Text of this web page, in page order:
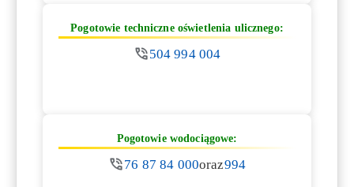
Pogotowie techniczne oświetlenia ulicznego:
504 994 004
Pogotowie wodociągowe:
76 87 84 000oraz994